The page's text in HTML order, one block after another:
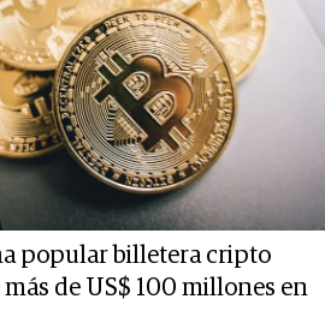
popular billetera cripto
de US$ 100 millones en